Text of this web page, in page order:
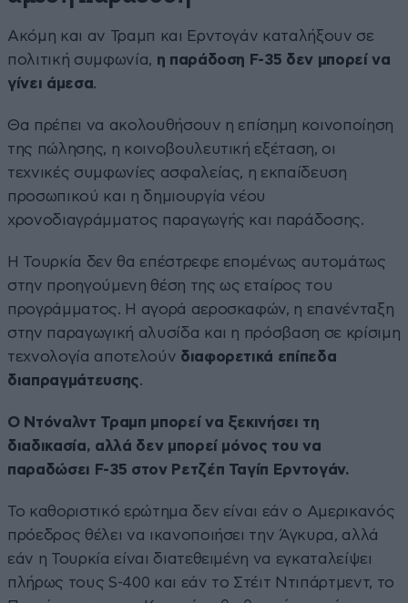
Ακόμη και αν Τραμπ και Ερντογάν καταλήξουν σε
πολιτική συμφωνία, η παράδοση F-35 δεν μπορεί να
γίνει άμεσα.
Θα πρέπει να ακολουθήσουν η επίσημη κοινοποίηση
της πώλησης, η κοινοβουλευτική εξέταση, οι
τεχνικές συμφωνίες ασφαλείας, η εκπαίδευση
προσωπικού και η δημιουργία νέου
χρονοδιαγράμματος παραγωγής και παράδοσης.
Η Τουρκία δεν θα επέστρεφε επομένως αυτομάτως
στην προηγούμενη θέση της ως εταίρος του
προγράμματος. Η αγορά αεροσκαφών, η επανένταξη
στην παραγωγική αλυσίδα και η πρόσβαση σε κρίσιμη
τεχνολογία αποτελούν διαφορετικά επίπεδα
διαπραγμάτευσης.
Ο Ντόναλντ Τραμπ μπορεί να ξεκινήσει τη
διαδικασία, αλλά δεν μπορεί μόνος του να
παραδώσει F-35 στον Ρετζέπ Ταγίπ Ερντογάν.
Το καθοριστικό ερώτημα δεν είναι εάν ο Αμερικανός
πρόεδρος θέλει να ικανοποιήσει την Άγκυρα, αλλά
εάν η Τουρκία είναι διατεθειμένη να εγκαταλείψει
πλήρως τους S-400 και εάν το Στέιτ Ντιπάρτμεντ, το